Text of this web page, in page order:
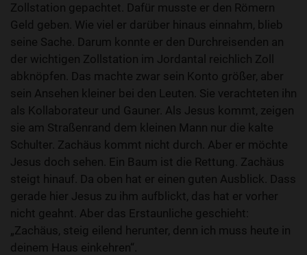
Zollstation gepachtet. Dafür musste er den Römern
Geld geben. Wie viel er darüber hinaus einnahm, blieb
seine Sache. Darum konnte er den Durchreisenden an
der wichtigen Zollstation im Jordantal reichlich Zoll
abknöpfen. Das machte zwar sein Konto größer, aber
sein Ansehen kleiner bei den Leuten. Sie verachteten ihn
als Kollaborateur und Gauner. Als Jesus kommt, zeigen
sie am Straßenrand dem kleinen Mann nur die kalte
Schulter. Zachäus kommt nicht durch. Aber er möchte
Jesus doch sehen. Ein Baum ist die Rettung. Zachäus
steigt hinauf. Da oben hat er einen guten Ausblick. Dass
gerade hier Jesus zu ihm aufblickt, das hat er vorher
nicht geahnt. Aber das Erstaunliche geschieht:
„Zachäus, steig eilend herunter, denn ich muss heute in
deinem Haus einkehren“.